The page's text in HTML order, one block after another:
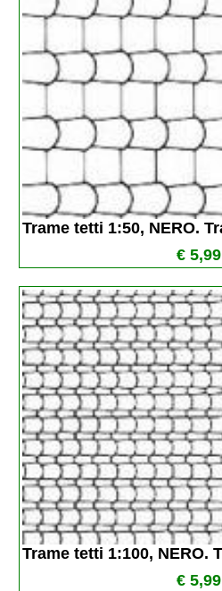
Trame tetti 1:50, NERO.
€ 5,99
Trame tetti 1:100, NERO.
€ 5,99